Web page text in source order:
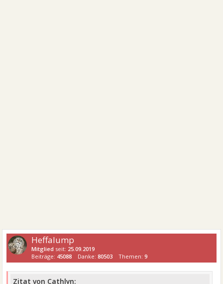
Heffalump
Mitglied seit: 25.09.2019
Beiträge: 45088 Danke:80503 Themen:9
Zitat von Cathlyn: